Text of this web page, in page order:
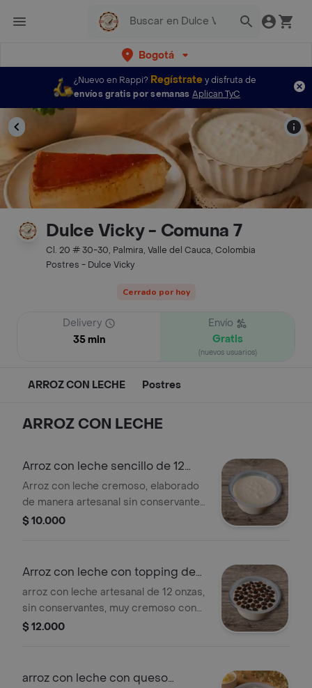
Bogotá
¿Nuevo en Rappi? Regístratey disfruta de
envíos gratis por semanas Aplican TyC
Dulce Vicky - Comuna 7
Cl. 20 # 30-30, Palmira, Valle del Cauca, Colombia
Postres - Dulce Vicky
Cerrado por hoy
Delivery
35 min
Envío
Gratis
(nuevos usuarios)
ARROZ CON LECHE Postres
ARROZ CON LECHE
Arroz con leche sencillo de 12
onzas
Arroz con leche cremoso, elaborado
de manera artesanal sin conservantes
y con ingredientes de calidad.
$ 10.000
Arroz con leche con topping de
pasas
arroz con leche artesanal de 12 onzas,
sin conservantes, muy cremoso con
topping de uvas pasas.
$ 12.000
arroz con leche con queso